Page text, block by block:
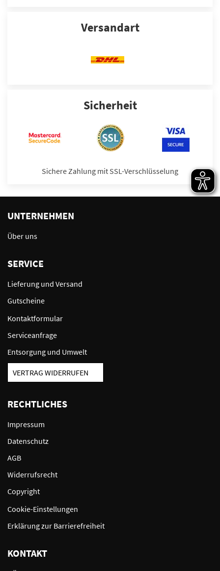
Versandart
Sicherheit
Sichere Zahlung mit SSL-Verschlüsselung
UNTERNEHMEN
Über uns
SERVICE
Lieferung und Versand
Gutscheine
Kontaktformular
Serviceanfrage
Entsorgung und Umwelt
VERTRAG WIDERRUFEN
RECHTLICHES
Impressum
Datenschutz
AGB
Widerrufsrecht
Copyright
Cookie-Einstellungen
Erklärung zur Barrierefreiheit
KONTAKT